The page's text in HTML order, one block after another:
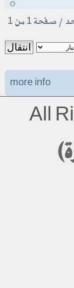
• صفحة1من1
more info
All